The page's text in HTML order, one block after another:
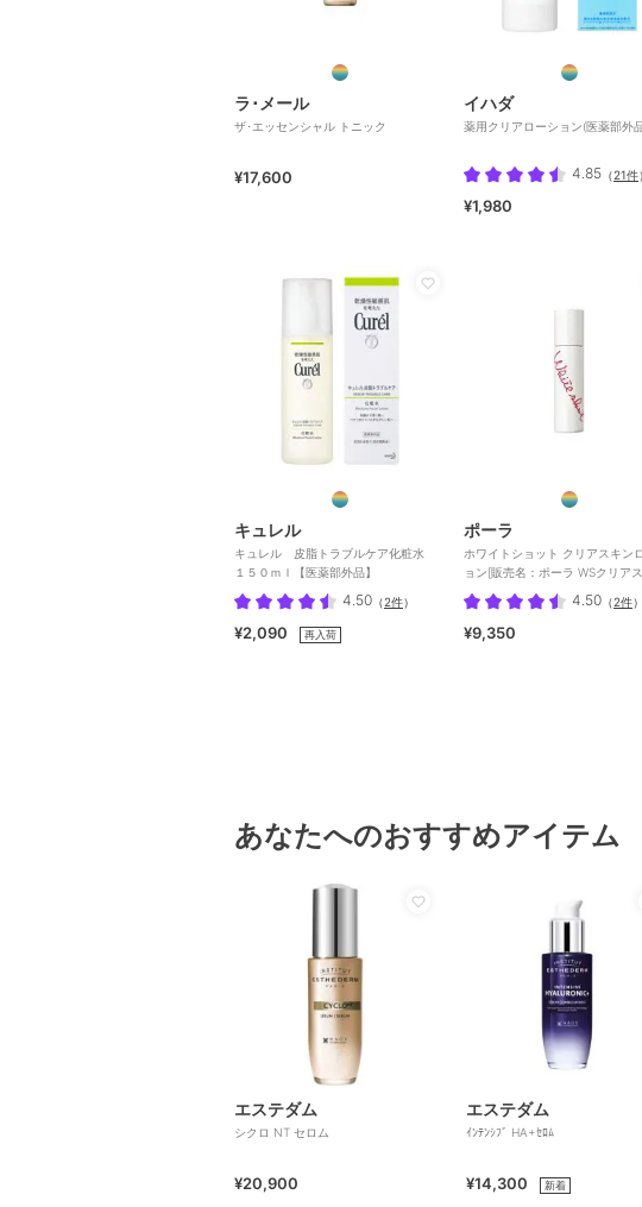
ラ･メール
ザ･エッセンシャル トニック
¥17,600
イハダ
薬用クリアローション(医薬部外
4.85 （21件）
¥1,980
キュレル
キュレル 皮脂トラブルケア化粧水
１５０ｍｌ【医薬部外品】
4.50 （2件）
¥2,090 再入荷
ポーラ
ホワイトショット クリアスキン
ョン[販売名：ポーラ WSクリア
4.50 （2件）
¥9,350
あなたへのおすすめアイテム
エステダム
シクロ NT セロム
¥20,900
エステダム
ｲﾝﾃﾝｼﾌﾞ HA+ｾﾛﾑ
¥14,300 新着